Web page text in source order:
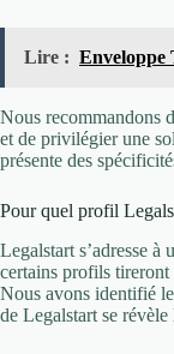
Lire : Enveloppe
Nous recommandons
et de privilégier une
présente des
Pour quel profil
Legalstart s’adresse à
certains profils
Nous avons identifié
de Legalstart se